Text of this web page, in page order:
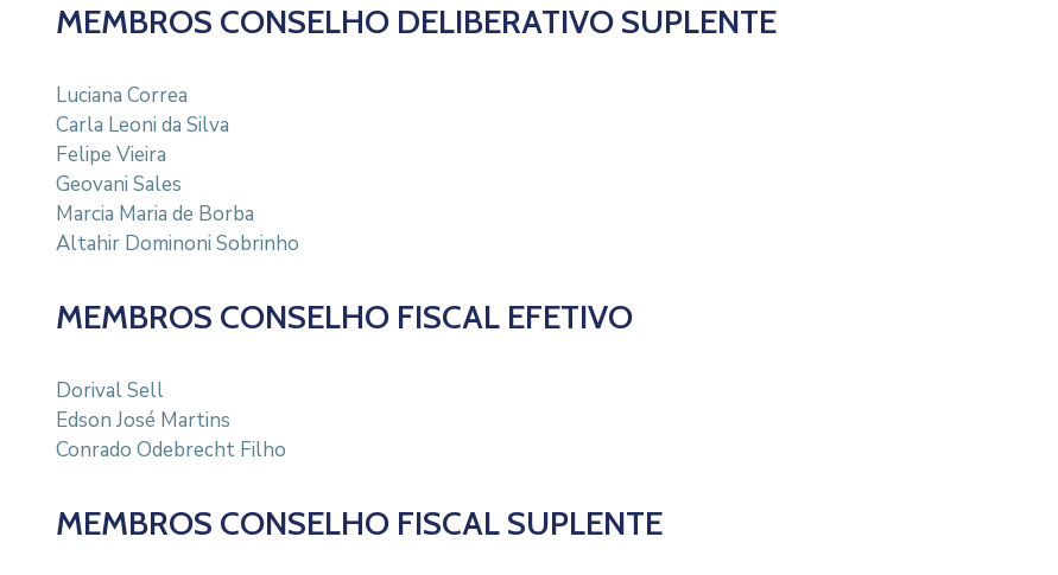
MEMBROS CONSELHO DELIBERATIVO SUPLENTE
Luciana Correa
Carla Leoni da Silva
Felipe Vieira
Geovani Sales
Marcia Maria de Borba
Altahir Dominoni Sobrinho
MEMBROS CONSELHO FISCAL EFETIVO
Dorival Sell
Edson José Martins
Conrado Odebrecht Filho
MEMBROS CONSELHO FISCAL SUPLENTE